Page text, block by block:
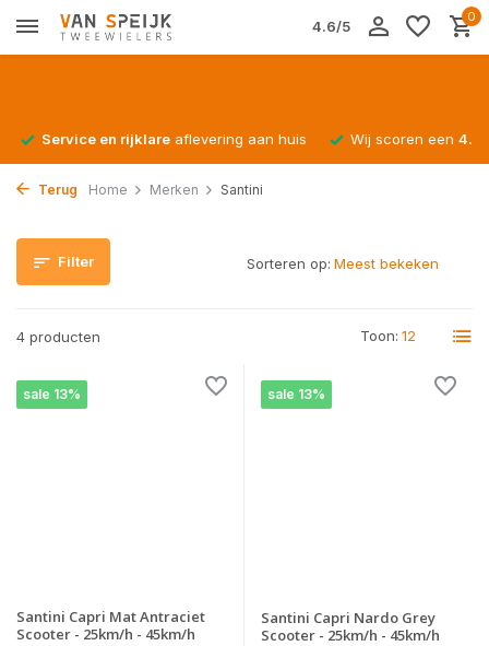
4.6/5
0
Service en rijklare aflevering aan huis Wij scoren een
Terug Home Merken Santini
Filter
4 producten Toon:
Sorteren op:
sale 13%
Santini Capri Mat Antraciet
Scooter - 25km/h - 45km/h
sale 13%
Santini Capri Nardo Grey
Scooter - 25km/h - 45km/h